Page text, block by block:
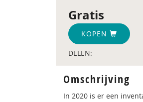
Gratis
KOPEN
DELEN:
Omschrijving
In 2020 is er een